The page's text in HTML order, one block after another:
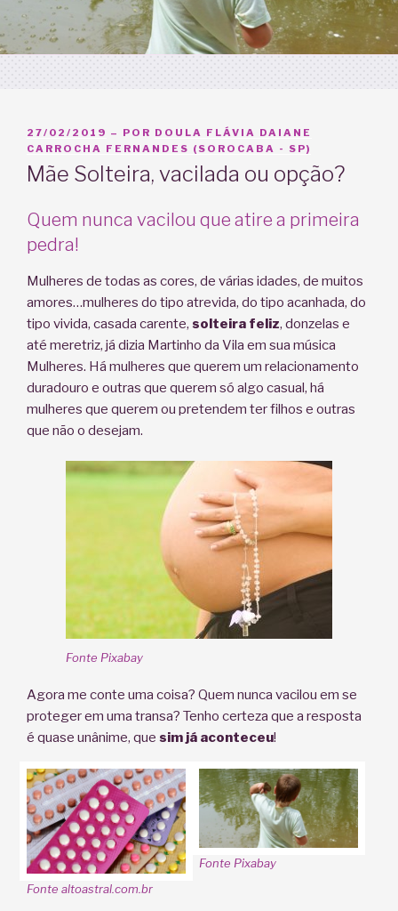
PUBLICADO
EM
27/02/2019 – POR DOULA FLÁVIA DAIANE
CARROCHA FERNANDES (SOROCABA - SP)
Mãe Solteira, vacilada ou opção?
Quem nunca vacilou que atire a primeira
pedra!
Mulheres de todas as cores, de várias idades, de muitos
amores…mulheres do tipo atrevida, do tipo acanhada, do
tipo vivida, casada carente, solteira feliz, donzelas e
até meretriz, já dizia Martinho da Vila em sua música
Mulheres. Há mulheres que querem um relacionamento
duradouro e outras que querem só algo casual, há
mulheres que querem ou pretendem ter filhos e outras
que não o desejam.
Fonte Pixabay
Agora me conte uma coisa? Quem nunca vacilou em se
proteger em uma transa? Tenho certeza que a resposta
é quase unânime, que sim já aconteceu!
Fonte altoastral.com.br
Fonte Pixabay